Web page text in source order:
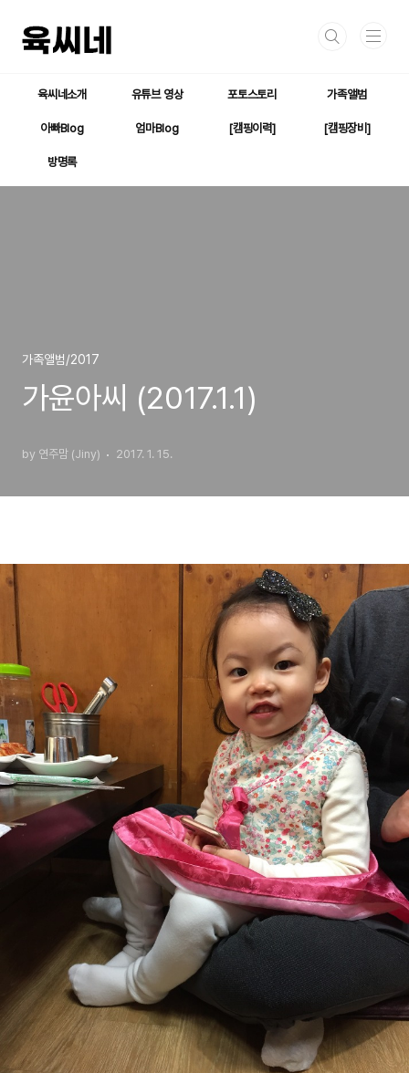
육씨네소개 유튜브 영상 포토스토리 가족앨범
아빠Blog 엄마Blog [캠핑이력] [캠핑장비]
방명록
가족앨범/2017
가윤아씨 (2017.1.1)
by 연주맘 (Jiny) 2017. 1. 15.